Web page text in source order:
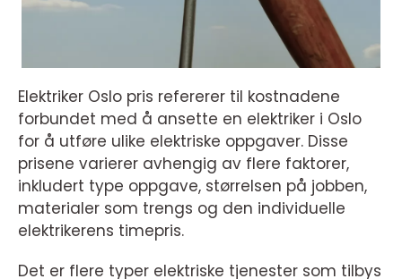
Elektriker Oslo pris refererer til kostnadene
forbundet med å ansette en elektriker i Oslo
for å utføre ulike elektriske oppgaver. Disse
prisene varierer avhengig av flere faktorer,
inkludert type oppgave, størrelsen på jobben,
materialer som trengs og den individuelle
elektrikerens timepris.
Det er flere typer elektriske tjenester som tilbys